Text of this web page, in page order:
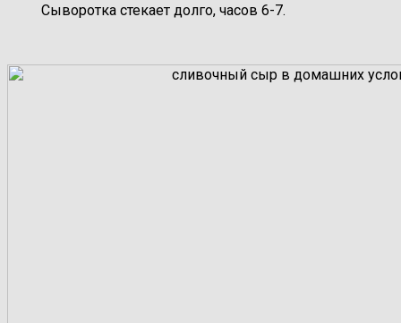
Сыворотка стекает долго, часов 6-7.